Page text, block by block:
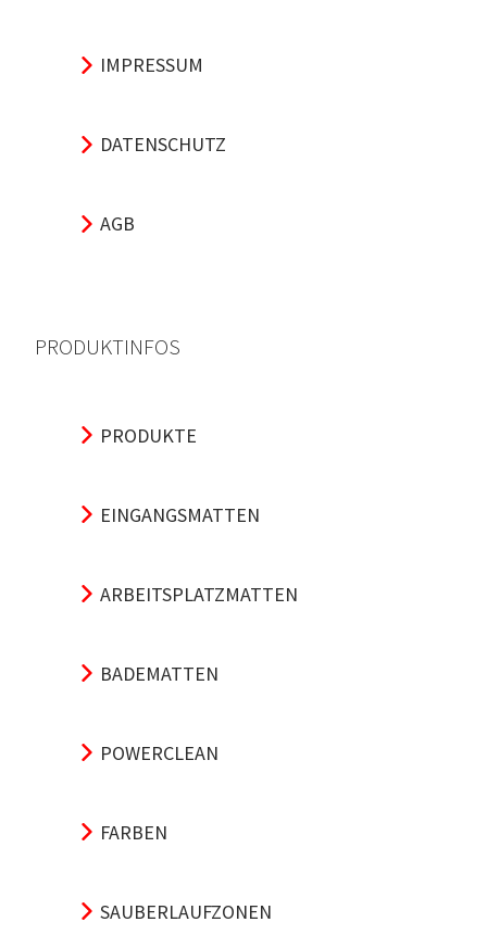
IMPRESSUM
DATENSCHUTZ
AGB
PRODUKTINFOS
PRODUKTE
EINGANGSMATTEN
ARBEITSPLATZMATTEN
BADEMATTEN
POWERCLEAN
FARBEN
SAUBERLAUFZONEN